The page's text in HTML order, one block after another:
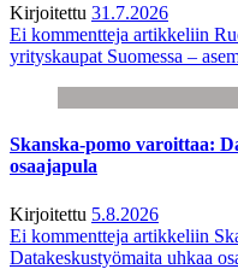
Kirjoitettu 31.7.2026
Ei kommentteja artikkeliin
yrityskaupat Suomessa –
Skanska-pomo varoittaa:
osaajapula
Kirjoitettu 5.8.2026
Ei kommentteja artikkeliin
Datakeskustyömaita uhkaa